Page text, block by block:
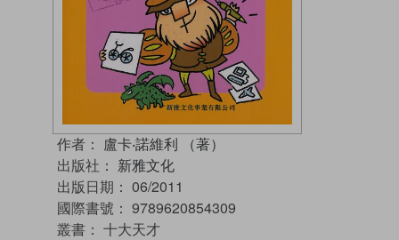
作者： 盧卡‧諾維利 （著）
出版社： 新雅文化
出版日期： 06/2011
國際書號： 9789620854309
叢書： 十大天才